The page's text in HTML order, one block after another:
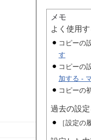
メモ
よく使用
コピーの
す
コピーの
加する -
コピーの
過去の設
［設定の